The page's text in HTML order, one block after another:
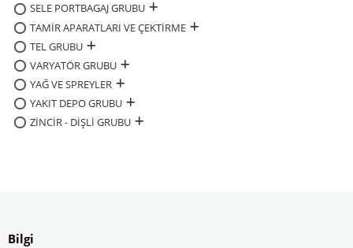
SELE PORTBAGAJ GRUBU
TAMİR APARATLARI VE ÇEKTİRME
TEL GRUBU
VARYATÖR GRUBU
YAĞ VE SPREYLER
YAKIT DEPO GRUBU
ZİNCİR - DİŞLİ GRUBU
Bilgi